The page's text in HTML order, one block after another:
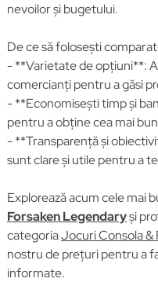
nevoilor și bugetului.
De ce să folosești
- **Varietate de opțiuni**:
comercianți pentru a găsi
- **Economisești timp și
pentru a obține cea mai
- **Transparență și
sunt clare și utile pentru a
Explorează acum cele mai
Forsaken Legendaryși
categoriaJocuri Consola &
nostru de prețuri pentru a
informate.